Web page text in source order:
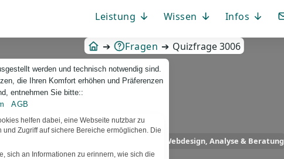
Leistung Wissen Infos
Fragen Quizfrage 3006
PBCS IT-News – IT. Web. Einfach. Webdesign, Analyse & Beratung
werden und technisch notwendig sind.
die Ihren Komfort erhöhen und Präferenzen
entnehmen Sie bitte::
AGB
helfen dabei, eine Webseite nutzbar zu
Zugriff auf sichere Bereiche ermöglichen. Die
sich an Informationen zu erinnern, wie sich die